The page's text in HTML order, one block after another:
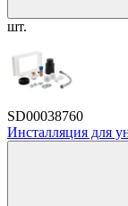
шт.
SD00038760
Инсталляция для